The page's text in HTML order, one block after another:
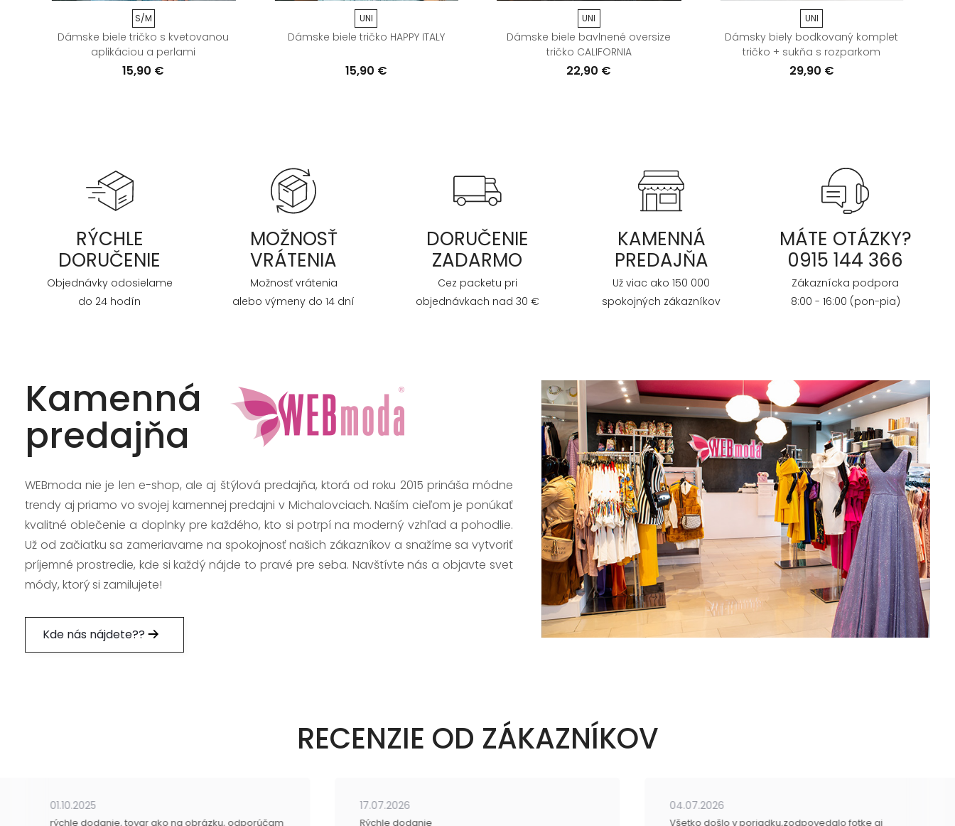
S/M
Dámske biele tričko s kvetovanou
aplikáciou a perlami
15,90 €
UNI
Dámske biele tričko HAPPY ITALY
15,90 €
UNI
Dámske biele bavlnené oversize
tričko CALIFORNIA
22,90 €
UNI
Dámsky biely bodkovaný komplet
tričko + sukňa s rozparkom
29,90 €
RÝCHLE
DORUČENIE
Objednávky odosielame
do 24 hodín
MOŽNOSŤ
VRÁTENIA
Možnosť vrátenia
alebo výmeny do 14 dní
DORUČENIE
ZADARMO
Cez packetu pri
objednávkach nad 30 €
KAMENNÁ
PREDAJŇA
Už viac ako 150 000
spokojných zákazníkov
MÁTE OTÁZKY?
0915 144 366
Zákaznícka podpora
8:00 - 16:00 (pon-pia)
Kamenná
predajňa
WEBmoda nie je len e-shop, ale aj štýlová predajňa, ktorá od roku 2015 prináša módne
trendy aj priamo vo svojej kamennej predajni v Michalovciach. Naším cieľom je ponúkať
kvalitné oblečenie a doplnky pre každého, kto si potrpí na moderný vzhľad a pohodlie.
Už od začiatku sa zameriavame na spokojnosť našich zákazníkov a snažíme sa vytvoriť
príjemné prostredie, kde si každý nájde to pravé pre seba. Navštívte nás a objavte svet
módy, ktorý si zamilujete!
Kde nás nájdete??
RECENZIE OD ZÁKAZNÍKOV
01.10.2025
rýchle dodanie, tovar ako na obrázku, odporúčam
17.07.2026
Rýchle dodanie
04.07.2026
Všetko došlo v poriadku,zodpovedalo fotke aj